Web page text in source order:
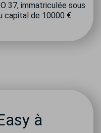
37, immatriculée sous
capital de 10000 €
à